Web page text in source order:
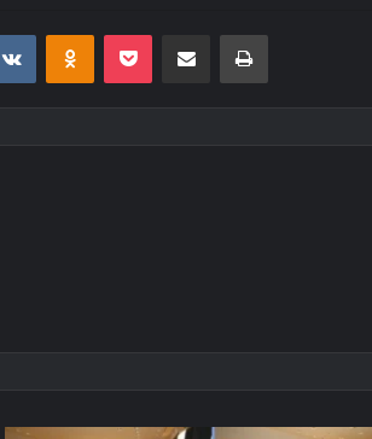
VKontakteOdnoklassniki
Pocket E-Posta ile paylaş Yazdır